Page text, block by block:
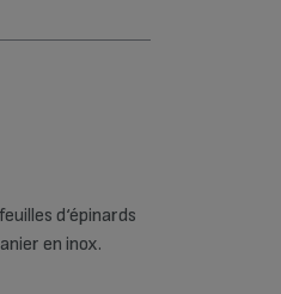
d‘épinards
en inox.